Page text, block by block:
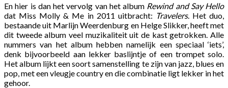
En hier is dan het vervolg van het album Rewind and Say Hello
dat Miss Molly & Me in 2011 uitbracht: Travelers. Het duo,
bestaande uit Marlijn Weerdenburg en Helge Slikker, heeft met
dit tweede album veel muzikaliteit uit de kast getrokken. Alle
nummers van het album hebben namelijk een speciaal ‘iets’,
denk bijvoorbeeld aan lekker baslijntje of een trompet solo.
Het album lijkt een soort samenstelling te zijn van jazz, blues en
pop, met een vleugje country en die combinatie ligt lekker in het
gehoor.